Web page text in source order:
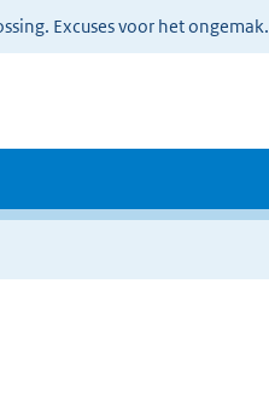
Excuses voor het ongemak.